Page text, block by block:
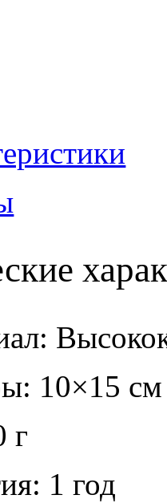
10×15 см
г
1 год